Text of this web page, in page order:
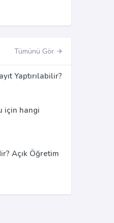
Tümünü Gör
Yaptırılabilir?
için hangi
Açık Öğretim